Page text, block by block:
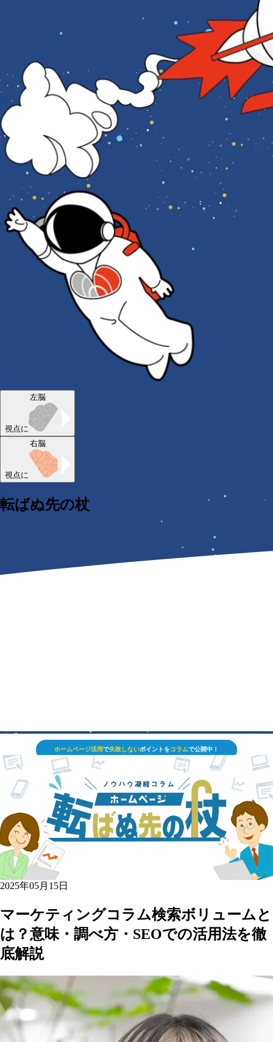
左脳
視点に
右脳
視点に
転ばぬ先の杖
ホームページ活用で失敗しないポイントをコラムで公開中！
2025年05月15日
マーケティングコラム検索ボリュームと
は？意味・調べ方・SEOでの活用法を徹
底解説